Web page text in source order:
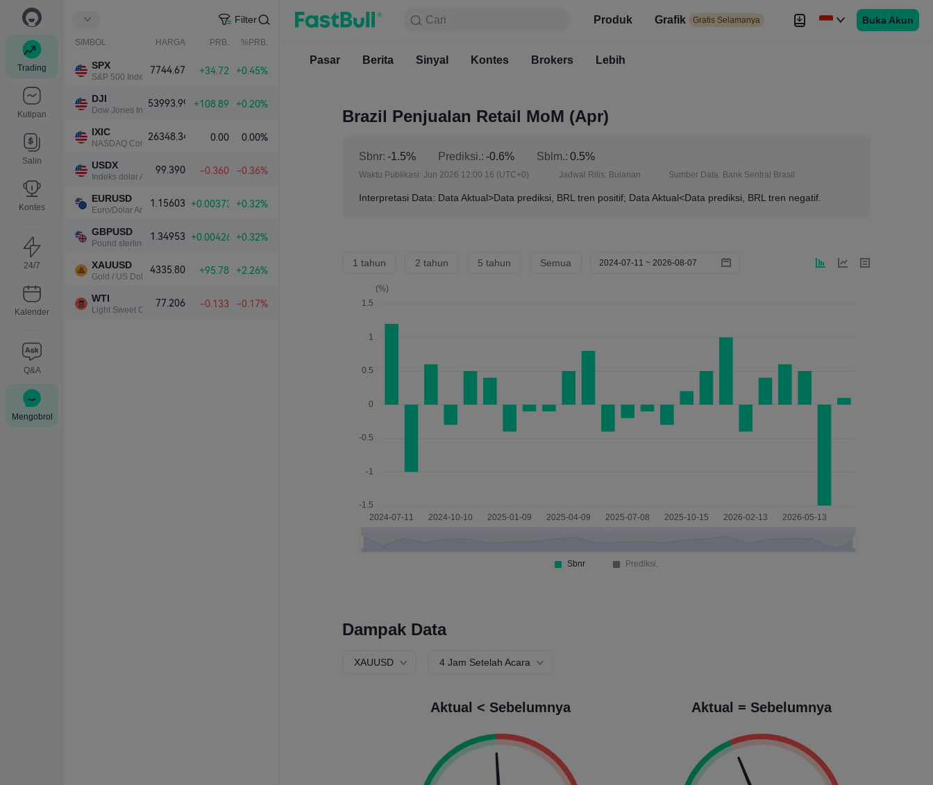
Trading
Kutipan
Salin
Kontes
24/7
Kalender
Q&A
Mengobrol
Filter
SIMBOL HARGA PRB. %PRB.
SPX
S&P 500 Index
7744.67 +34.72 +0.45%
DJI
Dow Jones Industrial Average
53993.99 +108.89 +0.20%
IXIC
NASDAQ Composite Index
26348.34 0.00 0.00%
USDX
Indeks dolar AS
99.390 -0.360 -0.36%
EURUSD
Euro/Dolar Amerika
1.15603 +0.00373 +0.32%
GBPUSD
Pound sterling/Dolar Amerika
1.34953 +0.00426 +0.32%
XAUUSD
Gold / US Dollar
4335.80 +95.78 +2.26%
WTI
Light Sweet Crude Oil
77.206 -0.133 -0.17%
Cari Produk Grafik Gratis Selamanya
Pasar Berita Sinyal Kontes
Buka Akun
Cari
Gratis Selamanya
Pasar Berita Sinyal Kontes Brokers Lebih
Brazil Penjualan Retail MoM (Apr)
Sbnr: -1.5% Prediksi.: -0.6% Sblm.: 0.5%
Waktu Publikasi: Jun 2026 12:00 16 (UTC+0) Jadwal Rilis: Bulanan Sumber Data: Bank Sentral Brasil
Interpretasi Data: Data Aktual>Data prediksi, BRL tren positif; Data Aktual<Data prediksi, BRL tren negatif.
1 tahun 2 tahun 5 tahun Semua
Dampak Data
XAUUSD 4 Jam Setelah Acara
Aktual < Sebelumnya Aktual = Sebelumnya